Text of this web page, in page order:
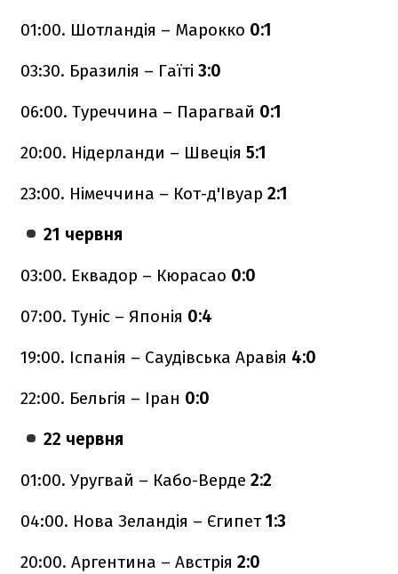
01:00. Шотландія – Марокко 0:1
03:30. Бразилія – Гаїті 3:0
06:00. Туреччина – Парагвай 0:1
20:00. Нідерланди – Швеція 5:1
23:00. Німеччина – Кот-д'Івуар 2:1
21 червня
03:00. Еквадор – Кюрасао 0:0
07:00. Туніс – Японія 0:4
19:00. Іспанія – Саудівська Аравія 4:0
22:00. Бельгія – Іран 0:0
22 червня
01:00. Уругвай – Кабо-Верде 2:2
04:00. Нова Зеландія – Єгипет1:3
20:00. Аргентина – Австрія 2:0